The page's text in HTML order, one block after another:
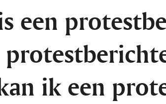
een
ik een